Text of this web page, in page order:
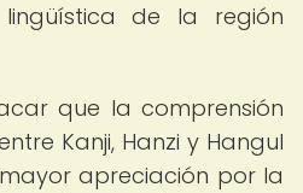
de la región
que la comprensión
Kanji, Hanzi y Hangul
apreciación por la